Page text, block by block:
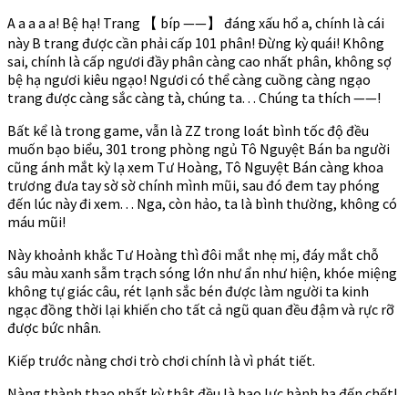
A a a a a! Bệ hạ! Trang 【 bíp ——】 đáng xấu hổ a, chính là cái
này B trang được cần phải cấp 101 phân! Đừng kỳ quái! Không
sai, chính là cấp ngươi đầy phân càng cao nhất phân, không sợ
bệ hạ ngươi kiêu ngạo! Ngươi có thể càng cuồng càng ngạo
trang được càng sắc càng tà, chúng ta. . . Chúng ta thích ——!
Bất kể là trong game, vẫn là ZZ trong loát bình tốc độ đều
muốn bạo biểu, 301 trong phòng ngủ Tô Nguyệt Bán ba người
cũng ánh mắt kỳ lạ xem Tư Hoàng, Tô Nguyệt Bán càng khoa
trương đưa tay sờ sờ chính mình mũi, sau đó đem tay phóng
đến lúc này đi xem. . . Nga, còn hảo, ta là bình thường, không có
máu mũi!
Này khoảnh khắc Tư Hoàng thì đôi mắt nhẹ mị, đáy mắt chỗ
sâu màu xanh sẫm trạch sóng lớn như ẩn như hiện, khóe miệng
không tự giác câu, rét lạnh sắc bén được làm người ta kinh
ngạc đồng thời lại khiến cho tất cả ngũ quan đều đậm và rực rỡ
được bức nhân.
Kiếp trước nàng chơi trò chơi chính là vì phát tiết.